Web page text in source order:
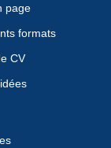
page
formats
CV